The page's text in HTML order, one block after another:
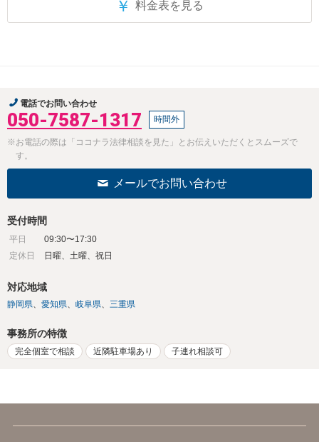
￥ 料金表を見る
電話でお問い合わせ
050-7587-1317 時間外
※お電話の際は「ココナラ法律相談を見た」とお伝えいただくとスムーズで
す。
メールでお問い合わせ
受付時間
平日
09:30〜17:30
定休日
日曜、土曜、祝日
対応地域
静岡県 愛知県 岐阜県 三重県
事務所の特徴
完全個室で相談 近隣駐車場あり 子連れ相談可